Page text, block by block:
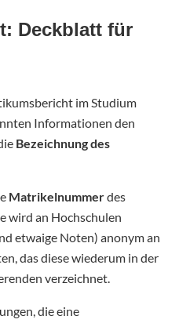
Deckblatt für
im Studium
Informationen den
Bezeichnung des
Matrikelnummerdes
wird an Hochschulen
etwaige Noten) anonym an
das diese wiederum in der
verzeichnet.
die eine